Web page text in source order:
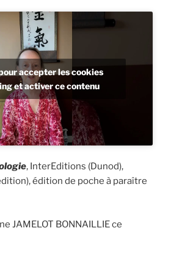
accepter les cookies
et activer ce contenu
, InterEditions (Dunod),
édition de poche à paraître
JAMELOT BONNAILLIE ce